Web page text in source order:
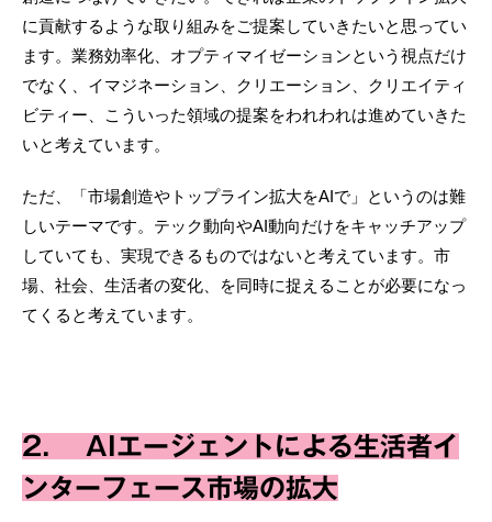
に貢献するような取り組みをご提案していきたいと思ってい
ます。業務効率化、オプティマイゼーションという視点だけ
でなく、イマジネーション、クリエーション、クリエイティ
ビティー、こういった領域の提案をわれわれは進めていきた
いと考えています。
ただ、「市場創造やトップライン拡大をAIで」というのは難
しいテーマです。テック動向やAI動向だけをキャッチアップ
していても、実現できるものではないと考えています。市
場、社会、生活者の変化、を同時に捉えることが必要になっ
てくると考えています。
2. AIエージェントによる生活者イ
ンターフェース市場の拡大